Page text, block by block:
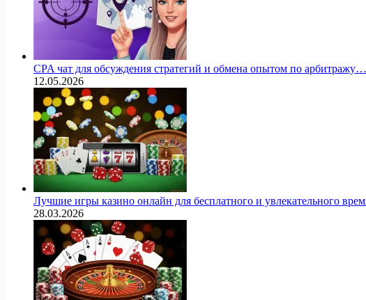
CPA чат для обсуждения стратегий и обмена опытом по арбитражу…
12.05.2026
Лучшие игры казино онлайн для бесплатного и увлекательного
28.03.2026